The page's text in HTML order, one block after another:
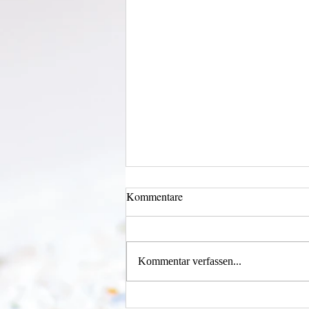
Einen Berg abtragen
Kommentare
Kommentar verfassen...